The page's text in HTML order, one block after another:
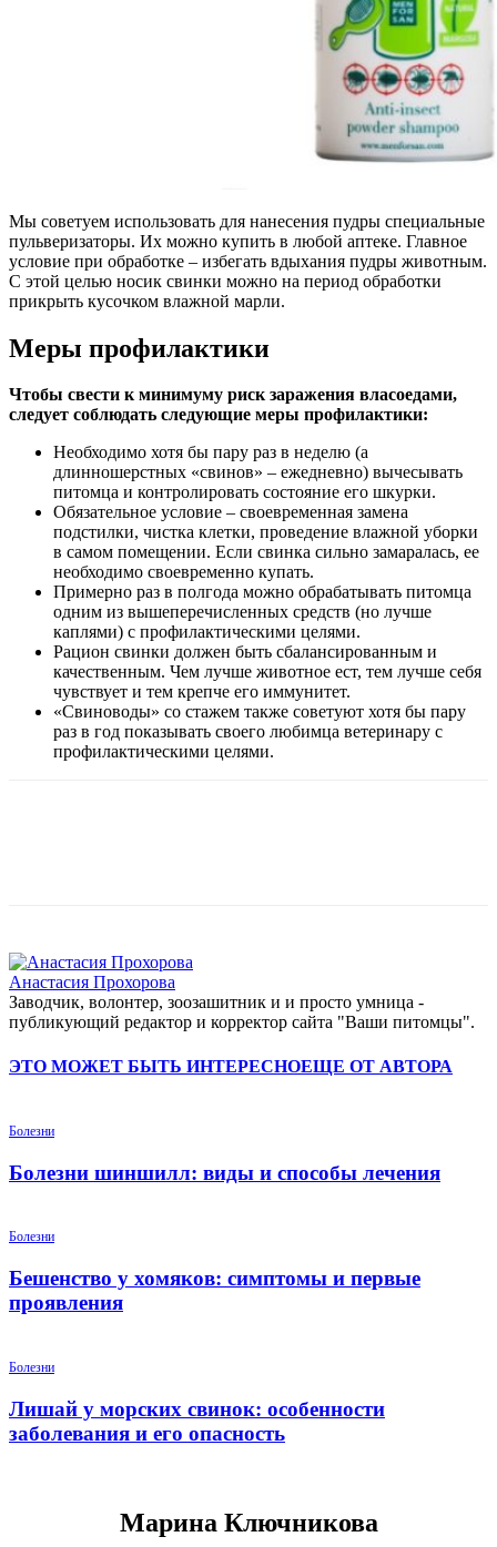
Мы советуем использовать для нанесения пудры специальные
пульверизаторы. Их можно купить в любой аптеке. Главное
условие при обработке – избегать вдыхания пудры животным.
С этой целью носик свинки можно на период обработки
прикрыть кусочком влажной марли.
Меры профилактики
Чтобы свести к минимуму риск заражения власоедами,
следует соблюдать следующие меры профилактики:
Необходимо хотя бы пару раз в неделю (а
длинношерстных «свинов» – ежедневно) вычесывать
питомца и контролировать состояние его шкурки.
Обязательное условие – своевременная замена
подстилки, чистка клетки, проведение влажной уборки
в самом помещении. Если свинка сильно замаралась, ее
необходимо своевременно купать.
Примерно раз в полгода можно обрабатывать питомца
одним из вышеперечисленных средств (но лучше
каплями) с профилактическими целями.
Рацион свинки должен быть сбалансированным и
качественным. Чем лучше животное ест, тем лучше себя
чувствует и тем крепче его иммунитет.
«Свиноводы» со стажем также советуют хотя бы пару
раз в год показывать своего любимца ветеринару с
профилактическими целями.
Анастасия Прохорова
Заводчик, волонтер, зоозашитник и и просто умница -
публикующий редактор и корректор сайта "Ваши питомцы".
ЭТО МОЖЕТ БЫТЬ ИНТЕРЕСНОЕЩЕ ОТ АВТОРА
Болезни
Болезни шиншилл: виды и способы лечения
Болезни
Бешенство у хомяков: симптомы и первые
проявления
Болезни
Лишай у морских свинок: особенности
заболевания и его опасность
Марина Ключникова